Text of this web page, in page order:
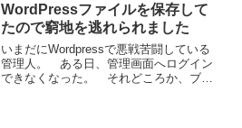
WordPressファイルを保存して
たので窮地を逃れられました
いまだにWordpressで悪戦苦闘している
管理人。 ある日、管理画面へログイン
できなくなった。 それどころか、ブロ